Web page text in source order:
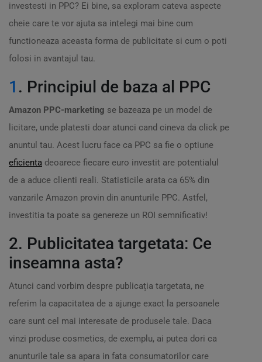
investesti in PPC? Ei bine, sa exploram cateva aspecte
cheie care te vor ajuta sa intelegi mai bine cum
functioneaza aceasta forma de publicitate si cum o poti
folosi in avantajul tau.
1 . Principiul de baza al PPC
Amazon PPC-marketing se bazeaza pe un model de
licitare, unde platesti doar atunci cand cineva da click pe
anuntul tau. Acest lucru face ca PPC sa fie o optiune
eficienta deoarece fiecare euro investit are potentialul
de a aduce clienti reali. Statisticile arata ca 65% din
vanzarile Amazon provin din anunturile PPC. Astfel,
investitia ta poate sa genereze un ROI semnificativ!
2. Publicitatea targetata: Ce
inseamna asta?
Atunci cand vorbim despre publicația targetata, ne
referim la capacitatea de a ajunge exact la persoanele
care sunt cel mai interesate de produsele tale. Daca
vinzi produse cosmetics, de exemplu, ai putea dori ca
anunturile tale sa apara in fata consumatorilor care